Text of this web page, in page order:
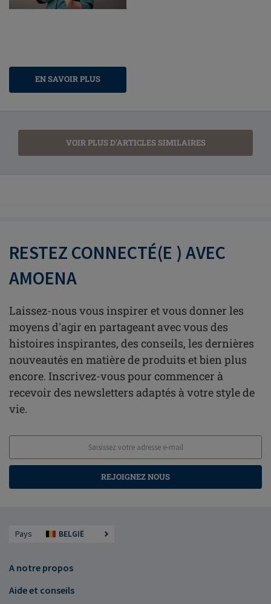
EN SAVOIR PLUS
VOIR PLUS D'ARTICLES SIMILAIRES
RESTEZ CONNECTÉ(E ) AVEC
AMOENA
Laissez-nous vous inspirer et vous donner les
moyens d'agir en partageant avec vous des
histoires inspirantes, des conseils, les dernières
nouveautés en matière de produits et bien plus
encore. Inscrivez-vous pour commencer à
recevoir des newsletters adaptés à votre style de
vie.
REJOIGNEZ NOUS
Pays BELGIË
A notre propos
Aide et conseils